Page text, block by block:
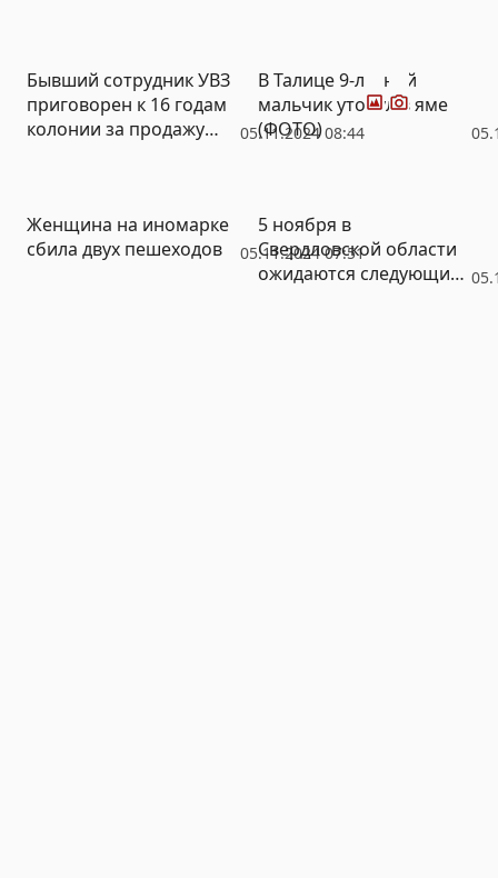
05.11.2024 08:44
Бывший сотрудник УВЗ
приговорен к 16 годам
колонии за продажу
ФотоВидео
В Талице 9-летний
мальчик утонул в яме
(ФОТО)
05.11.2024 07:51
Женщина на иномарке
сбила двух пешеходов
5 ноября в
Свердловской области
ожидаются следующие